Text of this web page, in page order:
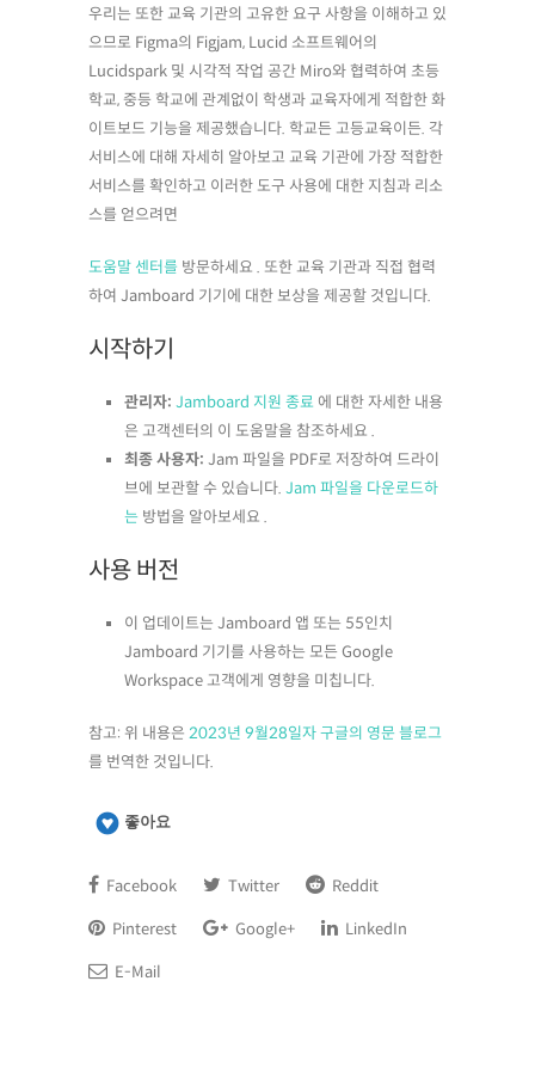
우리는 또한 교육 기관의 고유한 요구 사항을 이해하고 있
으므로 Figma의 Figjam, Lucid 소프트웨어의
Lucidspark 및 시각적 작업 공간 Miro와 협력하여 초등
학교, 중등 학교에 관계없이 학생과 교육자에게 적합한 화
이트보드 기능을 제공했습니다. 학교든 고등교육이든. 각
서비스에 대해 자세히 알아보고 교육 기관에 가장 적합한
서비스를 확인하고 이러한 도구 사용에 대한 지침과 리소
스를 얻으려면
도움말 센터를 방문하세요 . 또한 교육 기관과 직접 협력
하여 Jamboard 기기에 대한 보상을 제공할 것입니다.
시작하기
관리자: Jamboard 지원 종료 에 대한 자세한 내용
은 고객센터의 이 도움말을 참조하세요 .
최종 사용자: Jam 파일을 PDF로 저장하여 드라이
브에 보관할 수 있습니다. Jam 파일을 다운로드하
는 방법을 알아보세요 .
사용 버전
이 업데이트는 Jamboard 앱 또는 55인치
Jamboard 기기를 사용하는 모든 Google
Workspace 고객에게 영향을 미칩니다.
참고: 위 내용은 2023년 9월28일자 구글의 영문 블로그
를 번역한 것입니다.
좋아요
Facebook Twitter Reddit
Pinterest Google+ LinkedIn
E-Mail